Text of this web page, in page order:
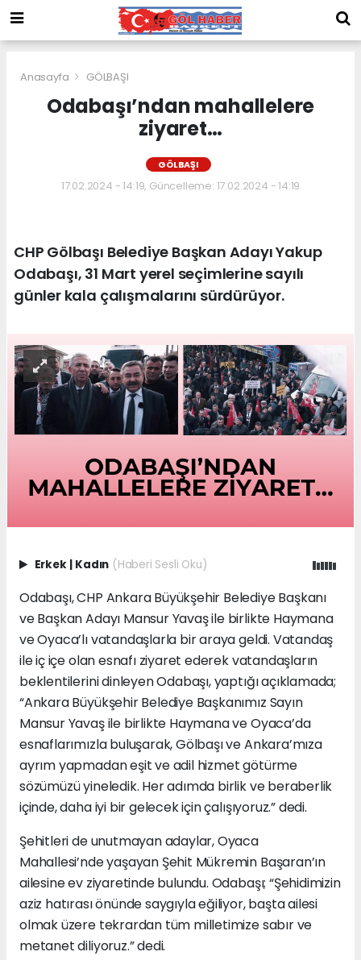
Anasayfa GÖLBAŞI
Odabaşı’ndan mahallelere
ziyaret…
GÖLBAŞI
17.02.2024 - 14:19, Güncelleme: 17.02.2024 - 14:19
CHP Gölbaşı Belediye Başkan Adayı Yakup
Odabaşı, 31 Mart yerel seçimlerine sayılı
günler kala çalışmalarını sürdürüyor.
Erkek | Kadın (Haberi Sesli Oku)
Odabaşı, CHP Ankara Büyükşehir Belediye Başkanı
ve Başkan Adayı Mansur Yavaş ile birlikte Haymana
ve Oyaca’lı vatandaşlarla bir araya geldi. Vatandaş
ile iç içe olan esnafı ziyaret ederek vatandaşların
beklentilerini dinleyen Odabaşı, yaptığı açıklamada;
“Ankara Büyükşehir Belediye Başkanımız Sayın
Mansur Yavaş ile birlikte Haymana ve Oyaca’da
esnaflarımızla buluşarak, Gölbaşı ve Ankara’mıza
ayrım yapmadan eşit ve adil hizmet götürme
sözümüzü yineledik. Her adımda birlik ve beraberlik
içinde, daha iyi bir gelecek için çalışıyoruz.” dedi.
Şehitleri de unutmayan adaylar, Oyaca
Mahallesi’nde yaşayan Şehit Mükremin Başaran’ın
ailesine ev ziyaretinde bulundu. Odabaşı; “Şehidimizin
aziz hatırası önünde saygıyla eğiliyor, başta ailesi
olmak üzere tekrardan tüm milletimize sabır ve
metanet diliyoruz.” dedi.